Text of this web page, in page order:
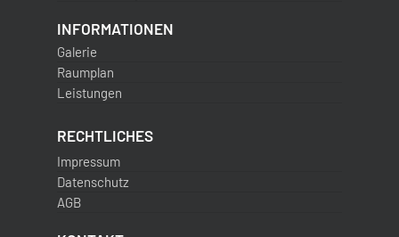
INFORMATIONEN
Galerie
Raumplan
Leistungen
RECHTLICHES
Impressum
Datenschutz
AGB